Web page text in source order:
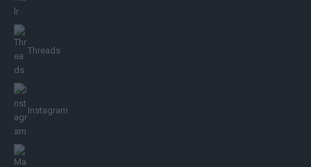
Threads
Instagram